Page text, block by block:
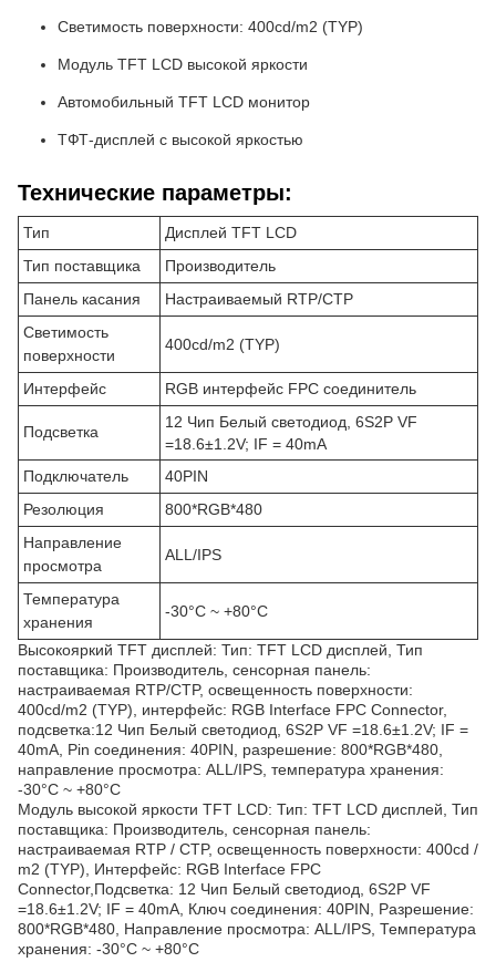
Светимость поверхности: 400cd/m2 (TYP)
Модуль TFT LCD высокой яркости
Автомобильный TFT LCD монитор
ТФТ-дисплей с высокой яркостью
Технические параметры:
Тип
Дисплей TFT LCD
Тип поставщика
Производитель
Панель касания
Настраиваемый RTP/CTP
Светимость
поверхности
400cd/m2 (TYP)
Интерфейс RGB интерфейс FPC соединитель
Подсветка
12 Чип Белый светодиод, 6S2P VF
=18.6±1.2V; IF = 40mA
Подключатель
40PIN
Резолюция
800*RGB*480
Направление
просмотра
ALL/IPS
Температура
хранения
-30°C ~ +80°C
Высокояркий TFT дисплей: Тип: TFT LCD дисплей, Тип
поставщика: Производитель, сенсорная панель:
настраиваемая RTP/CTP, освещенность поверхности:
400cd/m2 (TYP), интерфейс: RGB Interface FPC Connector,
подсветка:12 Чип Белый светодиод, 6S2P VF =18.6±1.2V; IF =
40mA, Pin соединения: 40PIN, разрешение: 800*RGB*480,
направление просмотра: ALL/IPS, температура хранения:
-30°C ~ +80°C
Модуль высокой яркости TFT LCD: Тип: TFT LCD дисплей, Тип
поставщика: Производитель, сенсорная панель:
настраиваемая RTP / CTP, освещенность поверхности: 400cd /
m2 (TYP), Интерфейс: RGB Interface FPC
Connector,Подсветка: 12 Чип Белый светодиод, 6S2P VF
=18.6±1.2V; IF = 40mA, Ключ соединения: 40PIN, Разрешение:
800*RGB*480, Направление просмотра: ALL/IPS, Температура
хранения: -30°C ~ +80°C